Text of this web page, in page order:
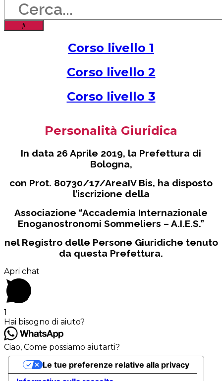
Corso livello 1
Corso livello 2
Corso livello 3
Personalità Giuridica
In data 26 Aprile 2019, la Prefettura di
Bologna,
con Prot. 80730/17/AreaIV Bis, ha disposto
l’iscrizione della
Associazione “Accademia Internazionale
Enoganostronomi Sommeliers – A.I.E.S.”
nel Registro delle Persone Giuridiche tenuto
da questa Prefettura.
Apri chat
1
Hai bisogno di aiuto?
Ciao, Come possiamo aiutarti?
Le tue preferenze relative alla privacy